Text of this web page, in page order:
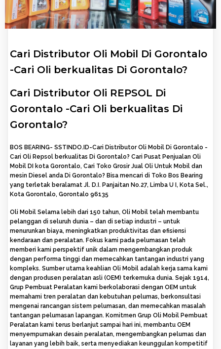
Cari Distributor Oli Mobil Di Gorontalo
-Cari Oli berkualitas Di Gorontalo?
Cari Distributor Oli REPSOL Di
Gorontalo -Cari Oli berkualitas Di
Gorontalo?
BOS BEARING- SSTINDO.ID-Cari Distributor Oli Mobil Di Gorontalo -
Cari Oli Repsol berkualitas Di Gorontalo? Cari Pusat Penjualan Oli
Mobil DI kota Gorontalo, Cari Toko Grosir Jual Oli Untuk Mobil dan
mesin Diesel anda Di Gorontalo? Bisa mencari di Toko Bos Bearing
yang terletak beralamat Jl. D.I. Panjaitan No.27, Limba U I, Kota Sel.,
Kota Gorontalo, Gorontalo 96135
Oli Mobil Selama lebih dari 150 tahun, Oli Mobil telah membantu
pelanggan di seluruh dunia – dan di setiap industri – untuk
menurunkan biaya, meningkatkan produktivitas dan efisiensi
kendaraan dan peralatan. Fokus kami pada pelumasan telah
memberi kami perspektif unik dalam mengembangkan produk
dengan performa tinggi dan memecahkan tantangan industri yang
kompleks. Sumber utama keahlian Oli Mobil adalah kerja sama kami
dengan produsen peralatan asli (OEM) terkemuka dunia. Sejak 1914,
Grup Pembuat Peralatan kami berkolaborasi dengan OEM untuk
memahami tren peralatan dan kebutuhan pelumas, berkonsultasi
mengenai rancangan sistem pelumasan, dan memecahkan masalah
tantangan pelumasan lapangan. Komitmen Grup Oli Mobil Pembuat
Peralatan kami terus berlanjut sampai hari ini, membantu OEM
menyempurnakan desain peralatan, mengembangkan pelumas dan
layanan yang lebih baik, serta menyediakan keunggulan kompetitif